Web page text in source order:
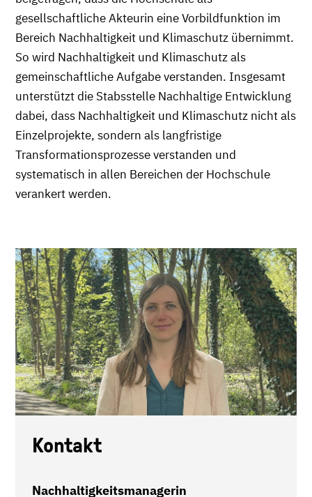
gesellschaftliche Akteurin eine Vorbildfunktion im
Bereich Nachhaltigkeit und Klimaschutz übernimmt.
So wird Nachhaltigkeit und Klimaschutz als
gemeinschaftliche Aufgabe verstanden. Insgesamt
unterstützt die Stabsstelle Nachhaltige Entwicklung
dabei, dass Nachhaltigkeit und Klimaschutz nicht als
Einzelprojekte, sondern als langfristige
Transformationsprozesse verstanden und
systematisch in allen Bereichen der Hochschule
verankert werden.
Kontakt
Nachhaltigkeitsmanagerin